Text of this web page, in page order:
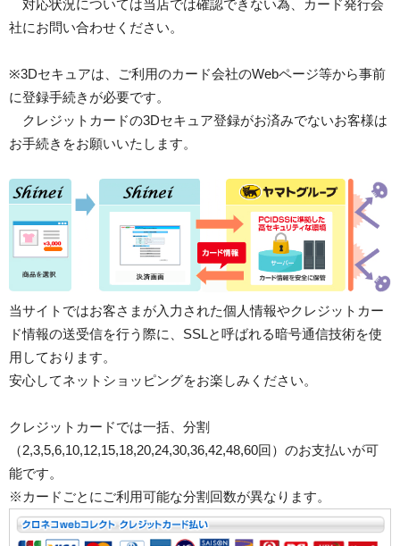
対応状況については当店では確認できない為、カード発行会
社にお問い合わせください。
※3Dセキュアは、ご利用のカード会社のWebページ等から事前
に登録手続きが必要です。
クレジットカードの3Dセキュア登録がお済みでないお客様は
お手続きをお願いいたします。
当サイトではお客さまが入力された個人情報やクレジットカー
ド情報の送受信を行う際に、SSLと呼ばれる暗号通信技術を使
用しております。
安心してネットショッピングをお楽しみください。
クレジットカードでは一括、分割
（2,3,5,6,10,12,15,18,20,24,30,36,42,48,60回）のお支払いが可
能です。
※カードごとにご利用可能な分割回数が異なります。